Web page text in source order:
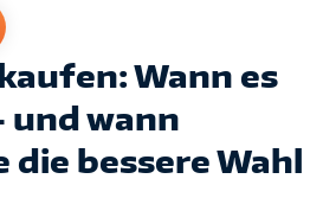
Wann es
und wann
die bessere Wahl